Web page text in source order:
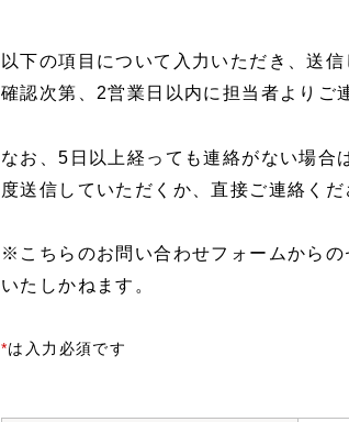
以下の項目について入力いただき、送信
確認次第、2営業日以内に担当者よりご
なお、5日以上経っても連絡がない場合
度送信していただくか、直接ご連絡く
※こちらのお問い合わせフォームから
いたしかねます。
*は入力必須です